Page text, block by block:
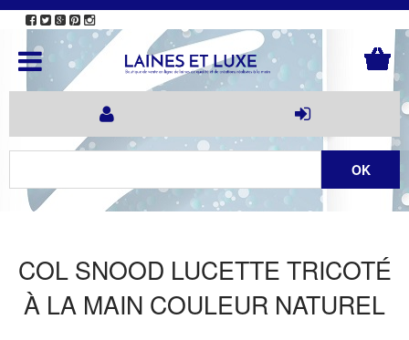
COL SNOOD LUCETTE TRICOTÉ
À LA MAIN COULEUR NATUREL